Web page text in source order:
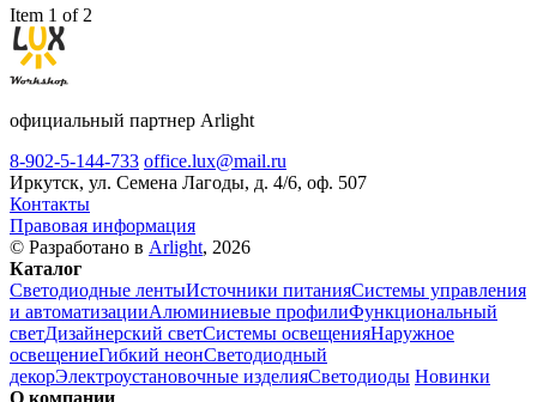
Item 1 of 2
официальный партнер Arlight
8-902-5-144-733 office.lux@mail.ru
Иркутск, ул. Семена Лагоды, д. 4/6, оф. 507
Контакты
Правовая информация
© Разработано в Arlight, 2026
Каталог
Светодиодные лентыИсточники питанияСистемы управления
и автоматизацииАлюминиевые профилиФункциональный
светДизайнерский светСистемы освещенияНаружное
освещениеГибкий неонСветодиодный
декорЭлектроустановочные изделияСветодиоды Новинки
О компании